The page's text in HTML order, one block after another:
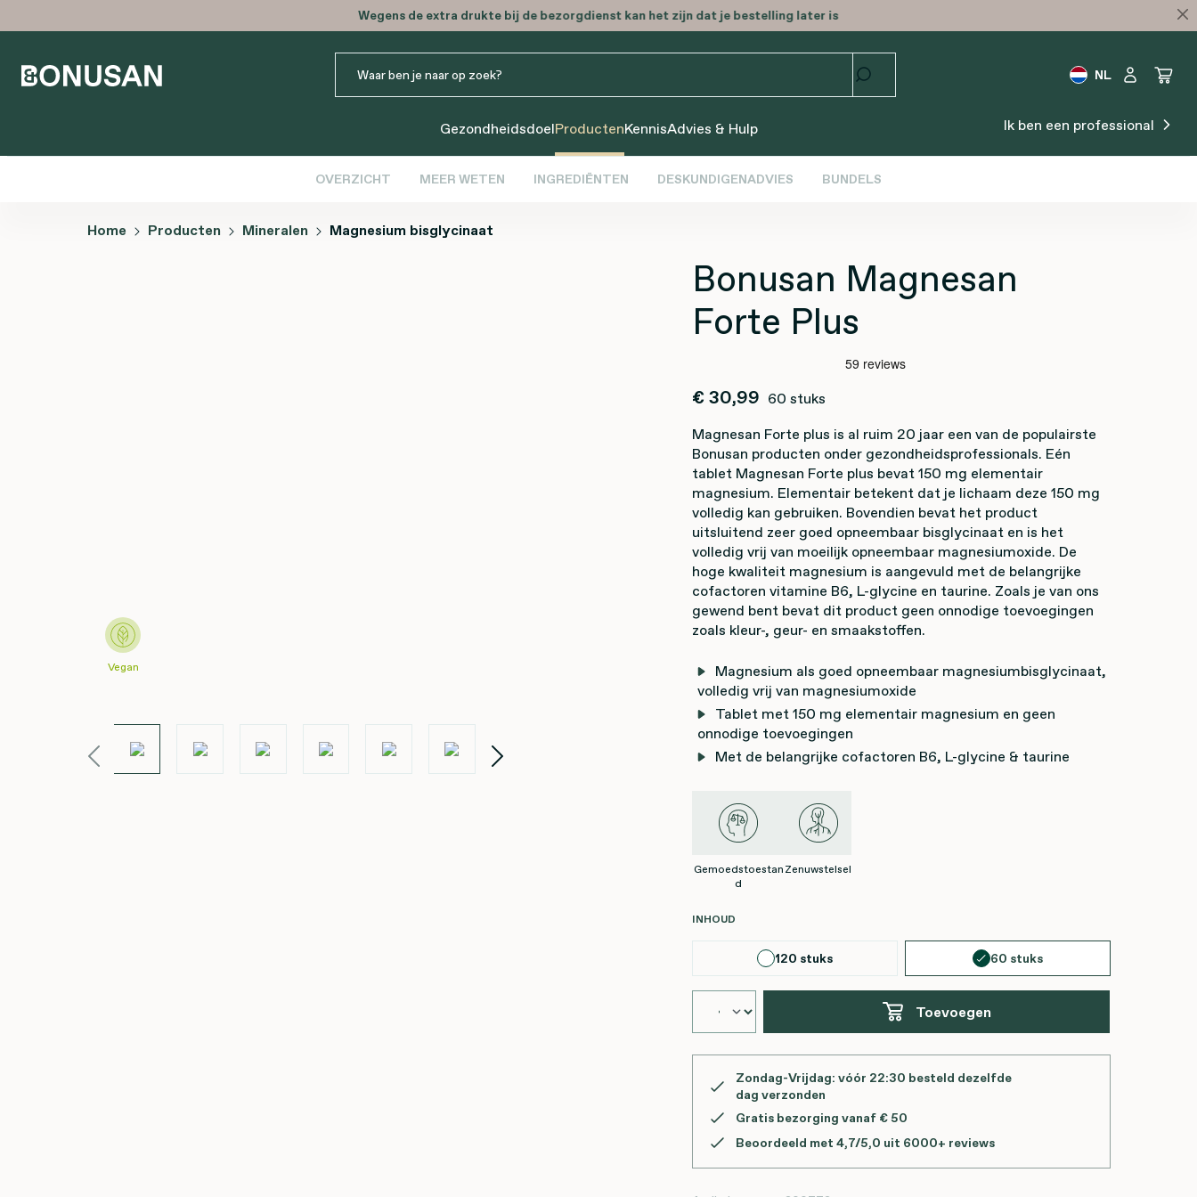
Wegens de extra drukte bij de bezorgdienst kan het zijn dat je bestelling later is
NL
GezondheidsdoelProductenKennisAdvies & Hulp Ik ben een professional
OVERZICHT MEER WETEN INGREDIËNTEN DESKUNDIGENADVIES BUNDELS
Home Producten Mineralen
Magnesium bisglycinaat
Vegan
Bonusan Magnesan
Forte Plus
€ 30,99 60 stuks
Magnesan Forte plus is al ruim 20 jaar een van de populairste
Bonusan producten onder gezondheidsprofessionals. Eén
tablet Magnesan Forte plus bevat 150 mg elementair
magnesium. Elementair betekent dat je lichaam deze 150 mg
volledig kan gebruiken. Bovendien bevat het product
uitsluitend zeer goed opneembaar bisglycinaat en is het
volledig vrij van moeilijk opneembaar magnesiumoxide. De
hoge kwaliteit magnesium is aangevuld met de belangrijke
cofactoren vitamine B6, L-glycine en taurine. Zoals je van ons
gewend bent bevat dit product geen onnodige toevoegingen
zoals kleur-, geur- en smaakstoffen.
Magnesium als goed opneembaar magnesiumbisglycinaat,
volledig vrij van magnesiumoxide
Tablet met 150 mg elementair magnesium en geen
onnodige toevoegingen
Met de belangrijke cofactoren B6, L-glycine & taurine
Gemoedstoestan
d
Zenuwstelsel
SELECTEER
INHOUD
120 stuks 60 stuks
Toevoegen
Zondag-Vrijdag: vóór 22:30 besteld dezelfde
dag verzonden
Gratis bezorging vanaf € 50
Beoordeeld met 4,7/5,0 uit 6000+ reviews